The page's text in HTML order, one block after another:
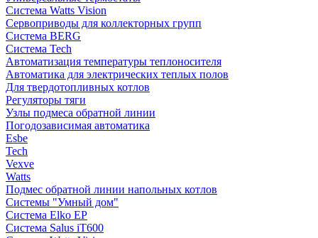
Система Watts Vision
Сервоприводы для коллекторных групп
Система BERG
Система Tech
Автоматизация температуры теплоносителя
Автоматика для электрических теплых полов
Для твердотопливных котлов
Регуляторы тяги
Узлы подмеса обратной линии
Погодозависимая автоматика
Esbe
Tech
Vexve
Watts
Подмес обратной линии напольных котлов
Системы "Умный дом"
Система Elko EP
Система Salus iT600